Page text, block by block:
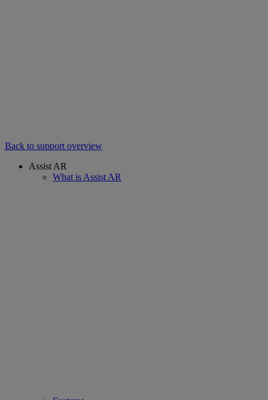
Back to support overview
Assist AR
What is Assist AR